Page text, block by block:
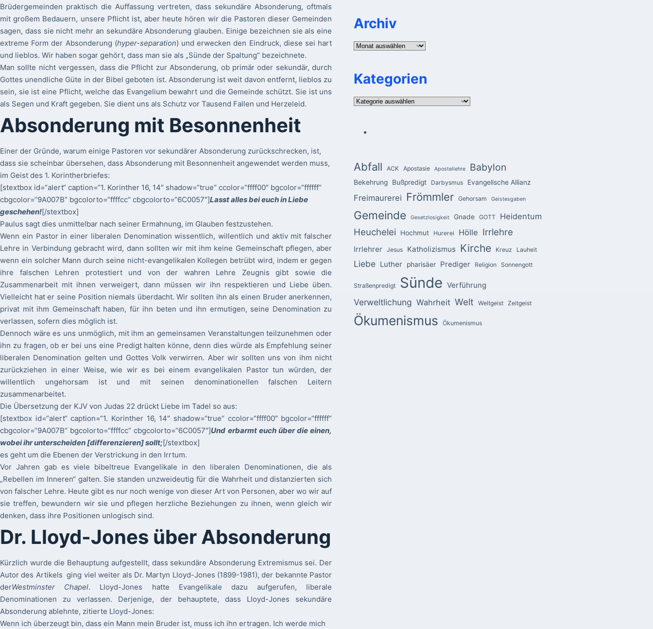
Brüdergemeinden praktisch die Auffassung vertreten, dass sekundäre Absonderung, oftmals
mit großem Bedauern, unsere Pflicht ist, aber heute hören wir die Pastoren dieser Gemeinden
sagen, dass sie nicht mehr an sekundäre Absonderung glauben. Einige bezeichnen sie als eine
extreme Form der Absonderung (hyper-separation) und erwecken den Eindruck, diese sei hart
und lieblos. Wir haben sogar gehört, dass man sie als „Sünde der Spaltung“ bezeichnete.
Man sollte nicht vergessen, dass die Pflicht zur Absonderung, ob primär oder sekundär, durch
Gottes unendliche Güte in der Bibel geboten ist. Absonderung ist weit davon entfernt, lieblos zu
sein, sie ist eine Pflicht, welche das Evangelium bewahrt und die Gemeinde schützt. Sie ist uns
als Segen und Kraft gegeben. Sie dient uns als Schutz vor Tausend Fallen und Herzeleid.
Absonderung mit Besonnenheit
Einer der Gründe, warum einige Pastoren vor sekundärer Absonderung zurückschrecken, ist,
dass sie scheinbar übersehen, dass Absonderung mit Besonnenheit angewendet werden muss,
im Geist des 1. Korintherbriefes:
[stextbox id=“alert“ caption=“1. Korinther 16, 14″ shadow=“true“ ccolor=“ffff00″ bgcolor=“ffffff“
cbgcolor=“9A007B“ bgcolorto=“ffffcc“ cbgcolorto=“6C0057″]Lasst alles bei euch in Liebe
geschehen![/stextbox]
Paulus sagt dies unmittelbar nach seiner Ermahnung, im Glauben festzustehen.
Wenn ein Pastor in einer liberalen Denomination wissentlich, willentlich und aktiv mit falscher
Lehre in Verbindung gebracht wird, dann sollten wir mit ihm keine Gemeinschaft pflegen, aber
wenn ein solcher Mann durch seine nicht-evangelikalen Kollegen betrübt wird, indem er gegen
ihre falschen Lehren protestiert und von der wahren Lehre Zeugnis gibt sowie die
Zusammenarbeit mit ihnen verweigert, dann müssen wir ihn respektieren und Liebe üben.
Vielleicht hat er seine Position niemals überdacht. Wir sollten ihn als einen Bruder anerkennen,
privat mit ihm Gemeinschaft haben, für ihn beten und ihn ermutigen, seine Denomination zu
verlassen, sofern dies möglich ist.
Dennoch wäre es uns unmöglich, mit ihm an gemeinsamen Veranstaltungen teilzunehmen oder
ihn zu fragen, ob er bei uns eine Predigt halten könne, denn dies würde als Empfehlung seiner
liberalen Denomination gelten und Gottes Volk verwirren. Aber wir sollten uns von ihm nicht
zurückziehen in einer Weise, wie wir es bei einem evangelikalen Pastor tun würden, der
willentlich ungehorsam ist und mit seinen denominationellen falschen Leitern
zusammenarbeitet.
Die Übersetzung der KJV von Judas 22 drückt Liebe im Tadel so aus:
[stextbox id=“alert“ caption=“1. Korinther 16, 14″ shadow=“true“ ccolor=“ffff00″ bgcolor=“ffffff“
cbgcolor=“9A007B“ bgcolorto=“ffffcc“ cbgcolorto=“6C0057″]Und erbarmt euch über die einen,
wobei ihr unterscheiden [differenzieren] sollt;[/stextbox]
es geht um die Ebenen der Verstrickung in den Irrtum.
Vor Jahren gab es viele bibeltreue Evangelikale in den liberalen Denominationen, die als
„Rebellen im Inneren“ galten. Sie standen unzweideutig für die Wahrheit und distanzierten sich
von falscher Lehre. Heute gibt es nur noch wenige von dieser Art von Personen, aber wo wir auf
sie treffen, bewundern wir sie und pflegen herzliche Beziehungen zu ihnen, wenn gleich wir
denken, dass ihre Positionen unlogisch sind.
Dr. Lloyd-Jones über Absonderung
Kürzlich wurde die Behauptung aufgestellt, dass sekundäre Absonderung Extremismus sei. Der
Autor des Artikels ging viel weiter als Dr. Martyn Lloyd-Jones (1899-1981), der bekannte Pastor
derWestminster Chapel. Lloyd-Jones hatte Evangelikale dazu aufgerufen, liberale
Denominationen zu verlassen. Derjenige, der behauptete, dass Lloyd-Jones sekundäre
Absonderung ablehnte, zitierte Lloyd-Jones:
Wenn ich überzeugt bin, dass ein Mann mein Bruder ist, muss ich ihn ertragen. Ich werde mich
Archiv
Archiv
Kategorien
Kategorien
Abfall ACK Apostasie Apostellehre Babylon
Bekehrung Bußpredigt Darbysmus Evangelische Allianz
Freimaurerei Frömmler Gehorsam Geistesgaben
Gemeinde Gesetzlosigkeit Gnade GOTT Heidentum
Heuchelei Hochmut Hurerei Hölle Irrlehre
Irrlehrer Jesus Katholizismus Kirche Kreuz Lauheit
Liebe Luther pharisäer Prediger Religion Sonnengott
Straßenpredigt Sünde Verführung
Verweltlichung Wahrheit Welt Weltgeist Zeitgeist
Ökumenismus Ökumenismus